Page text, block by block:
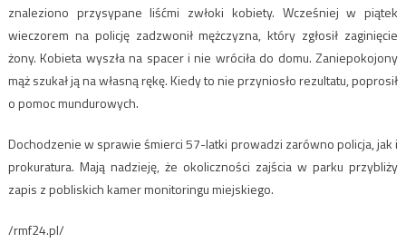
znaleziono przysypane liśćmi zwłoki kobiety. Wcześniej w piątek
wieczorem na policję zadzwonił mężczyzna, który zgłosił zaginięcie
żony. Kobieta wyszła na spacer i nie wróciła do domu. Zaniepokojony
mąż szukał ją na własną rękę. Kiedy to nie przyniosło rezultatu, poprosił
o pomoc mundurowych.
Dochodzenie w sprawie śmierci 57-latki prowadzi zarówno policja, jak i
prokuratura. Mają nadzieję, że okoliczności zajścia w parku przybliży
zapis z pobliskich kamer monitoringu miejskiego.
/rmf24.pl/